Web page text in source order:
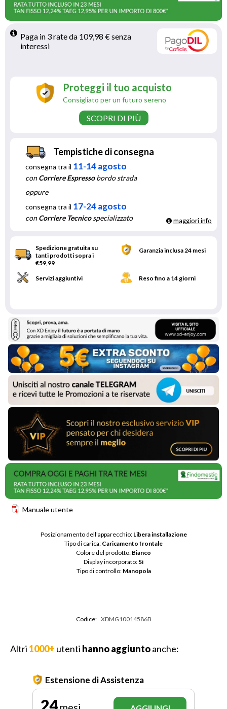
Paga in 3 rate da 109,98 € senza
interessi
Proteggi il tuo acquisto
Consigliato per un futuro sereno
SCOPRI DI PIÙ
Tempistiche di consegna
consegna tra il 11-14 agosto
conCorriere Espressobordo strada
oppure
consegna tra il 17-24 agosto
conCorriere Tecnicospecializzato maggiori info
Spedizione gratuita su
tanti prodotti sopra i
€59,99
Garanzia inclusa 24 mesi
Servizi aggiuntivi Reso fino a 14 giorni
Manuale utente
Posizionamento dell'apparecchio: Libera installazione
Tipo di carica: Caricamento frontale
Colore del prodotto: Bianco
Display incorporato: Sì
Tipo di controllo: Manopola
Codice: XDMG10014586B
Altri 1000+ utenti hanno aggiuntoanche:
Estensione di Assistenza
24